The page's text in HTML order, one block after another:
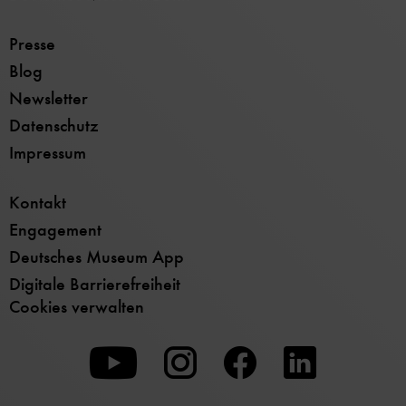
Presse
Blog
Newsletter
Datenschutz
Impressum
Kontakt
Engagement
Deutsches Museum App
Digitale Barrierefreiheit
Cookies verwalten
Zu
unserer
Zu
unserer
Zu
unserer